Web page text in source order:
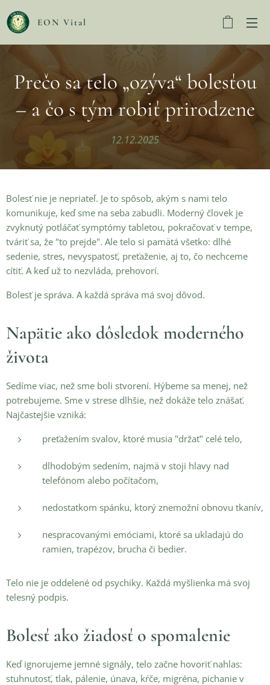
EON Vital
Prečo sa telo „ozýva“ bolesťou
– a čo s tým robiť prirodzene
12.12.2025
Bolesť nie je nepriateľ. Je to spôsob, akým s nami telo
komunikuje, keď sme na seba zabudli. Moderný človek je
zvyknutý potláčať symptómy tabletou, pokračovať v tempe,
tváriť sa, že "to prejde". Ale telo si pamätá všetko: dlhé
sedenie, stres, nevyspatosť, preťaženie, aj to, čo nechceme
cítiť. A keď už to nezvláda, prehovorí.
Bolesť je správa. A každá správa má svoj dôvod.
Napätie ako dôsledok moderného
života
Sedíme viac, než sme boli stvorení. Hýbeme sa menej, než
potrebujeme. Sme v strese dlhšie, než dokáže telo znášať.
Najčastejšie vzniká:
preťažením svalov, ktoré musia "držať" celé telo,
dlhodobým sedením, najmä v stoji hlavy nad
telefónom alebo počítačom,
nedostatkom spánku, ktorý znemožní obnovu tkanív,
nespracovanými emóciami, ktoré sa ukladajú do
ramien, trapézov, brucha či bedier.
Telo nie je oddelené od psychiky. Každá myšlienka má svoj
telesný podpis.
Bolesť ako žiadosť o spomalenie
Keď ignorujeme jemné signály, telo začne hovoriť nahlas:
stuhnutosť, tlak, pálenie, únava, kŕče, migréna, pichanie v